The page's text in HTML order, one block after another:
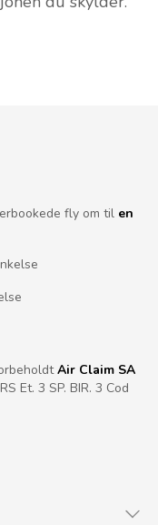
fly om til en
Air Claim SA
Et. 3 SP. BIR. 3 Cod